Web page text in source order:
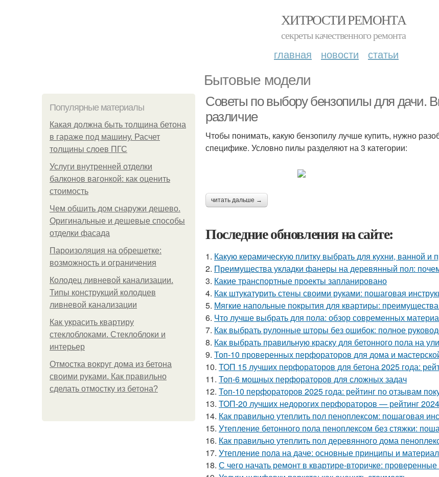
ХИТРОСТИ РЕМОНТА
секреты качественного ремонта
главная новости статьи
Бытовые модели
Популярные материалы
Какая должна быть толщина бетона
в гараже под машину. Расчет
толщины слоев ПГС
Услуги внутренней отделки
балконов вагонкой: как оценить
стоимость
Чем обшить дом снаружи дешево.
Оригинальные и дешевые способы
отделки фасада
Пароизоляция на обрешетке:
возможность и ограничения
Колодец ливневой канализации.
Типы конструкций колодцев
ливневой канализации
Как украсить квартиру
стеклоблоками. Стеклоблоки и
интерьер
Отмостка вокруг дома из бетона
своими руками. Как правильно
сделать отмостку из бетона?
Советы по выбору бензопилы для дачи.
различие
Чтобы понимать, какую бензопилу лучше купить, нужно
специфике. Условно пилы разделяют на 3 категории:
читать дальше →
Последние обновления на сайте:
1. Какую керамическую плитку выбрать для кухни, ванной и
2. Преимущества укладки фанеры на деревянный пол:
3. Какие транспортные проекты запланировано
4. Как штукатурить стены своими руками: пошаговая
5. Мягкие напольные покрытия для квартиры:
6. Что лучше выбрать для пола: обзор современных
7. Как выбрать рулонные шторы без ошибок: полное
8. Как выбрать правильную краску для бетонного пола на
9. Топ-10 проверенных перфораторов для дома и
10. ТОП 15 лучших перфораторов для бетона 2025 года:
11. Топ-6 мощных перфораторов для сложных задач
12. Топ-10 перфораторов 2025 года: рейтинг по отзывам
13. ТОП-20 лучших недорогих перфораторов — рейтинг
14. Как правильно утеплить пол пеноплексом: пошаговая
15. Утепление бетонного пола пеноплексом без стяжки:
16. Как правильно утеплить пол деревянного дома
17. Утепление пола на даче: основные принципы и
18. С чего начать ремонт в квартире-вторичке: